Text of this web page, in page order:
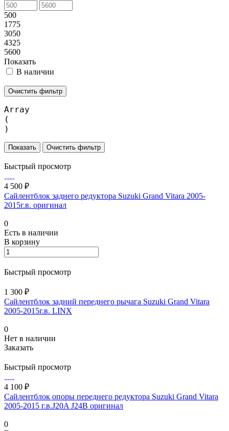
500
1775
3050
4325
5600
Показать
В наличии
Очистить фильтр
Array
(
Очистить фильтр
Быстрый просмотр
4 500 ₽
Сайлентблок заднего редуктора Suzuki Grand Vitara 2005-
2015г.в. оригинал
0
Есть в наличии
В корзину
Быстрый просмотр
1 300 ₽
Сайлентблок задний переднего рычага Suzuki Grand Vitara
2005-2015г.в. LINX
0
Нет в наличии
Заказать
Быстрый просмотр
4 100 ₽
Сайлентблок опоры переднего редуктора Suzuki Grand Vitara
2005-2015 г.в.J20A J24B оригинал
0